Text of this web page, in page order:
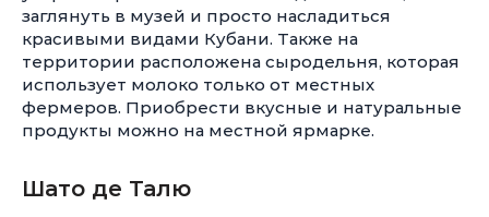
заглянуть в музей и просто насладиться
красивыми видами Кубани. Также на
территории расположена сыродельня, которая
использует молоко только от местных
фермеров. Приобрести вкусные и натуральные
продукты можно на местной ярмарке.
Шато де Талю